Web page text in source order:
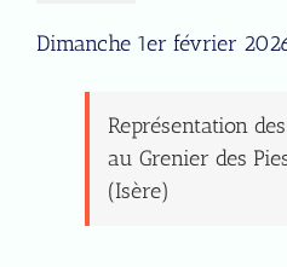
Dimanche 1er février
Représentation
au Grenier des
(Isère)